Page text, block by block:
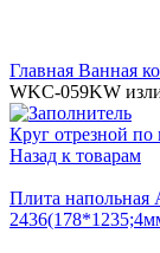
Главная Ванная
WKC-059KW
Круг отрезной
Назад к товарам
Плита напольная